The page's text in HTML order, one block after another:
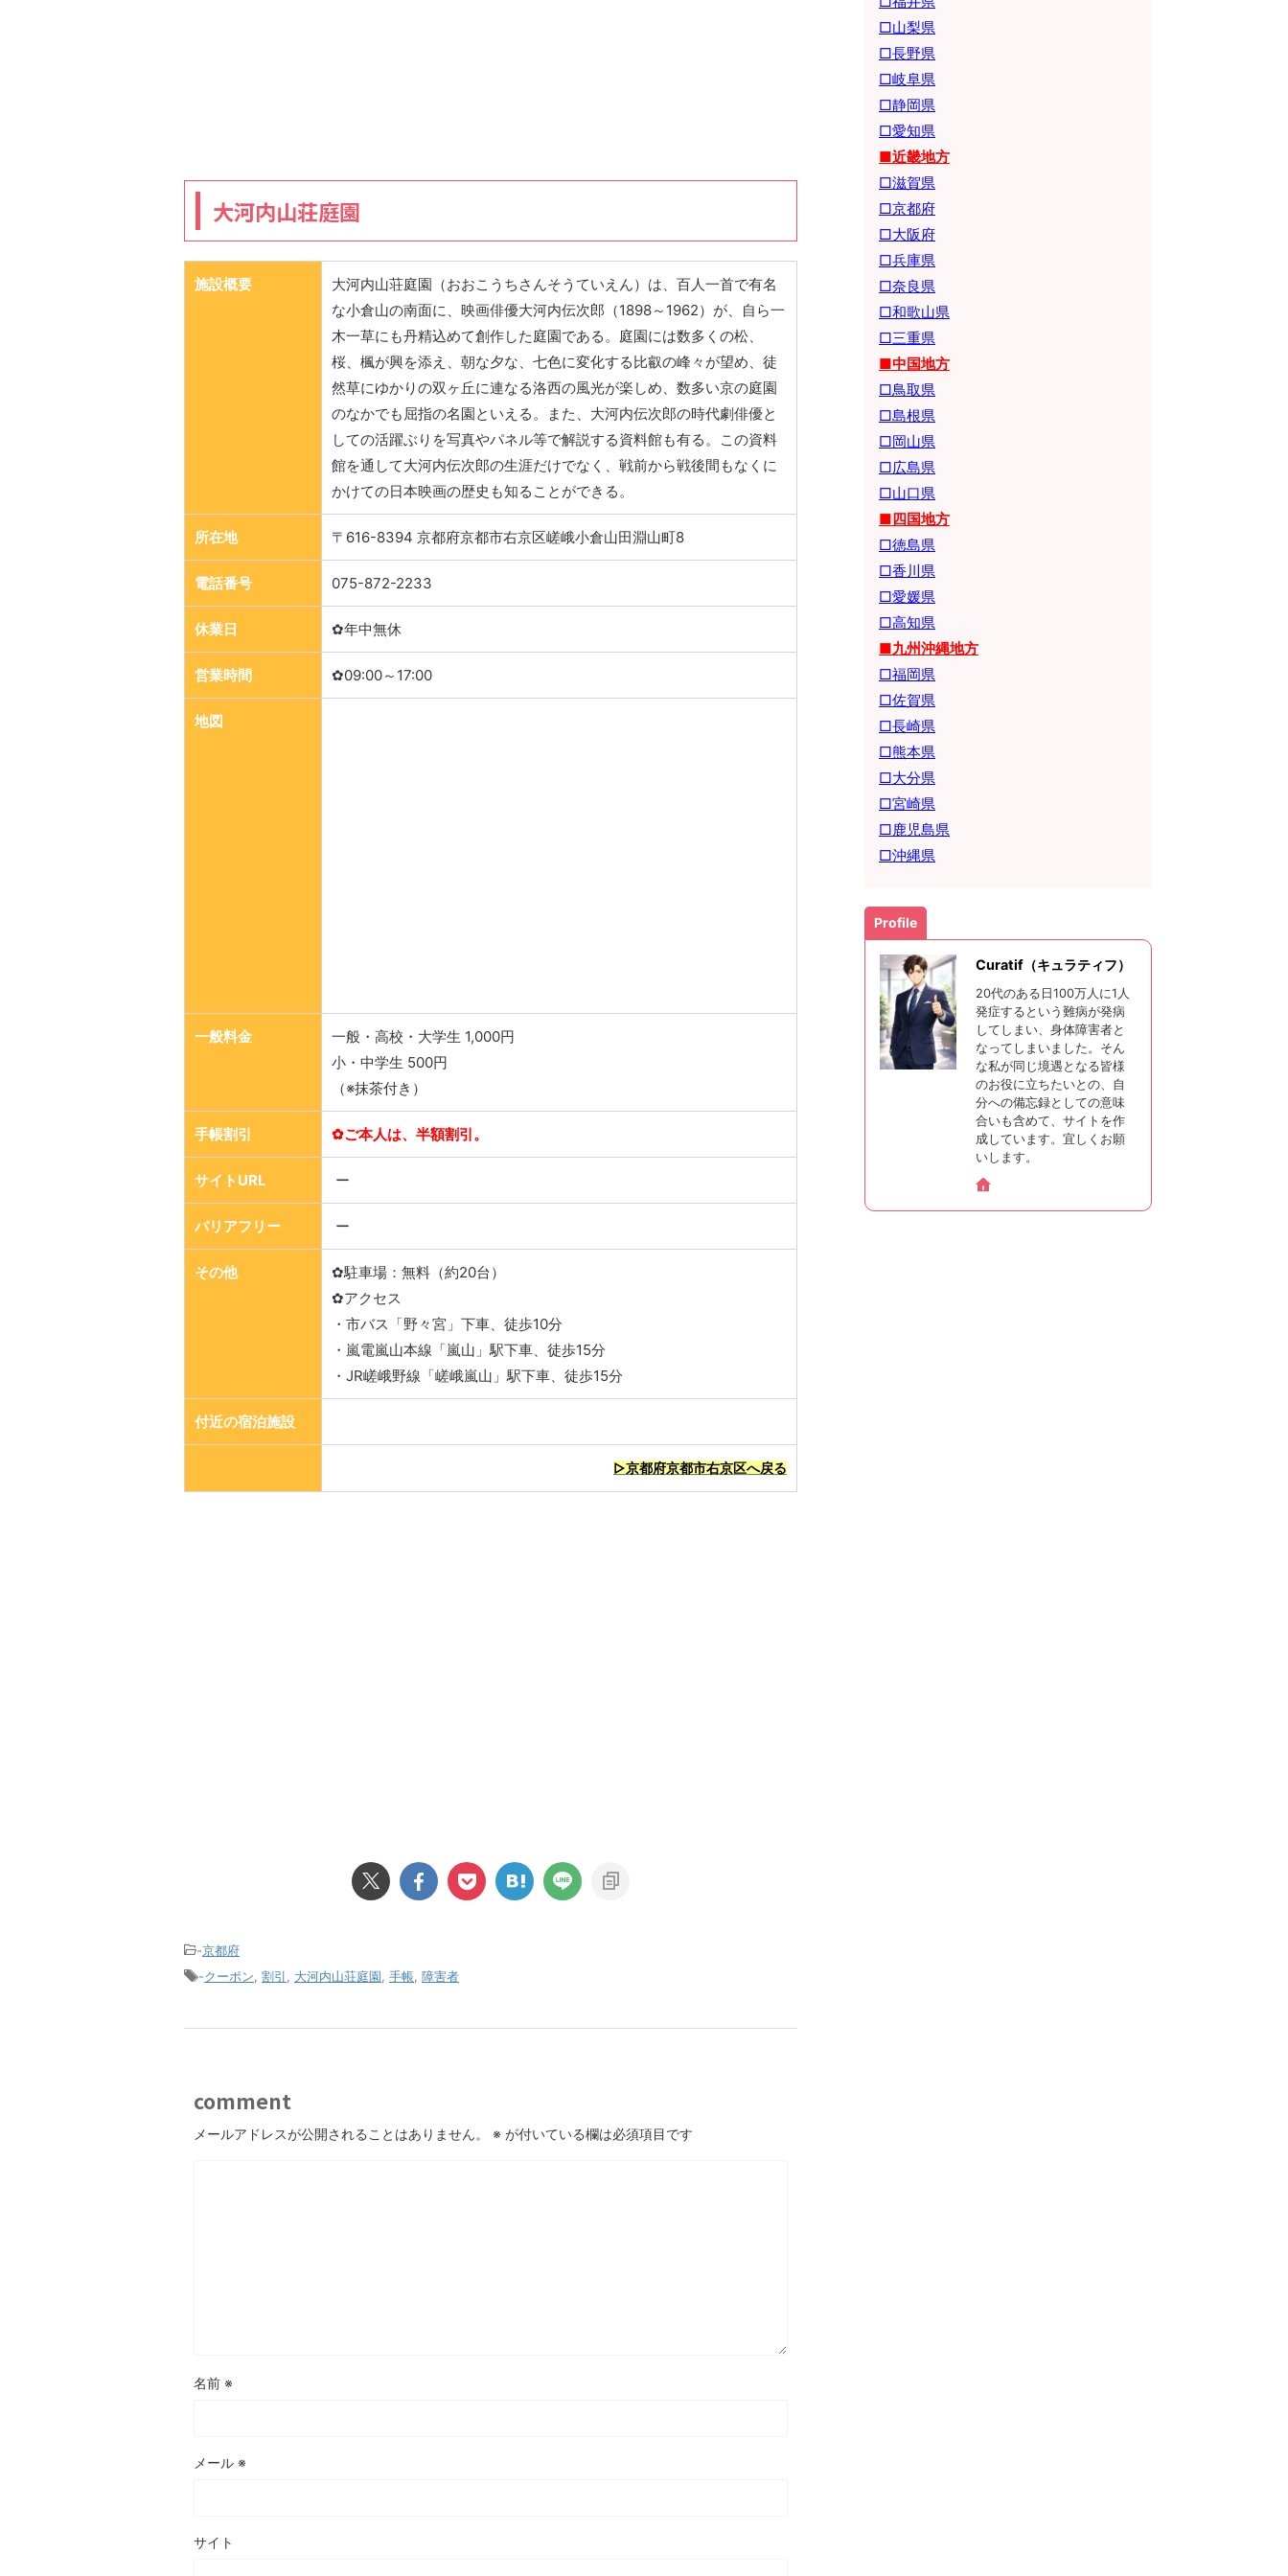
大河内山荘庭園
施設概要
大河内山荘庭園（おおこうちさんそうていえん）は、百人一首で有名
な小倉山の南面に、映画俳優大河内伝次郎（1898～1962）が、自ら一
木一草にも丹精込めて創作した庭園である。庭園には数多くの松、
桜、楓が興を添え、朝な夕な、七色に変化する比叡の峰々が望め、徒
然草にゆかりの双ヶ丘に連なる洛西の風光が楽しめ、数多い京の庭園
のなかでも屈指の名園といえる。また、大河内伝次郎の時代劇俳優と
しての活躍ぶりを写真やパネル等で解説する資料館も有る。この資料
館を通して大河内伝次郎の生涯だけでなく、戦前から戦後間もなくに
かけての日本映画の歴史も知ることができる。
所在地 〒616-8394 京都府京都市右京区嵯峨小倉山田淵山町8
電話番号 075-872-2233
休業日 ✿年中無休
営業時間 ✿09:00～17:00
地図
一般料金
一般・高校・大学生 1,000円
小・中学生 500円
（※抹茶付き）
手帳割引 ✿ご本人は、半額割引。
サイトURL ー
バリアフリー ー
その他
✿駐車場：無料（約20台）
✿アクセス
・市バス「野々宮」下車、徒歩10分
・嵐電嵐山本線「嵐山」駅下車、徒歩15分
・JR嵯峨野線「嵯峨嵐山」駅下車、徒歩15分
付近の宿泊施設
▷京都府京都市右京区へ戻る
-京都府
-クーポン 割引 大河内山荘庭園 手帳 障害者
comment
メールアドレスが公開されることはありません。 ※ が付いている欄は必須項目です
名前 ※
メール ※
サイト
□山梨県
□長野県
□岐阜県
□静岡県
□愛知県
■近畿地方
□滋賀県
□京都府
□大阪府
□兵庫県
□奈良県
□和歌山県
□三重県
■中国地方
□鳥取県
□島根県
□岡山県
□広島県
□山口県
■四国地方
□徳島県
□香川県
□愛媛県
□高知県
■九州沖縄地方
□福岡県
□佐賀県
□長崎県
□熊本県
□大分県
□宮崎県
□鹿児島県
□沖縄県
Profile
Curatif（キュラティフ）
20代のある日100万人に1人
発症するという難病が発病
してしまい、身体障害者と
なってしまいました。そん
な私が同じ境遇となる皆様
のお役に立ちたいとの、自
分への備忘録としての意味
合いも含めて、サイトを作
成しています。宜しくお願
いします。